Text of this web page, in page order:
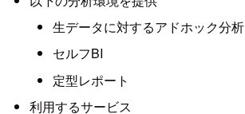
生データに対するアドホック分析
セルフBI
定型レポート
利用するサービス